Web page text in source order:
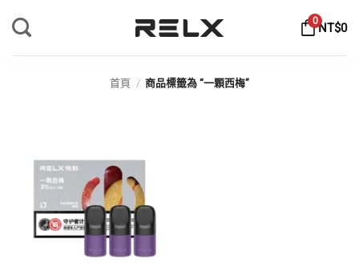
0NT$0
首頁 / 商品標籤為 “一顆西梅”